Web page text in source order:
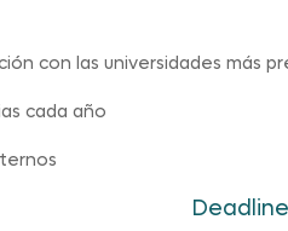
con las universidades más
cada año